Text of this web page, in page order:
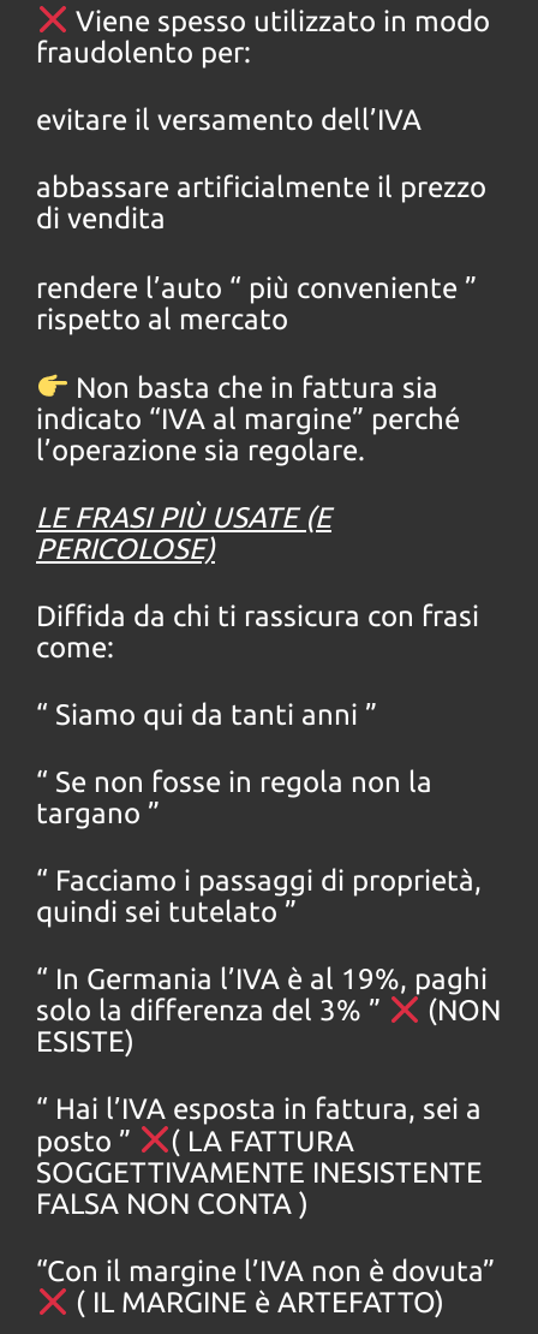
Viene spesso utilizzato in modo
fraudolento per:
evitare il versamento dell’IVA
abbassare artificialmente il prezzo
di vendita
rendere l’auto “ più conveniente ”
rispetto al mercato
Non basta che in fattura sia
indicato “IVA al margine” perché
l’operazione sia regolare.
LE FRASI PIÙ USATE (E
PERICOLOSE)
Diffida da chi ti rassicura con frasi
come:
“ Siamo qui da tanti anni ”
“ Se non fosse in regola non la
targano ”
“ Facciamo i passaggi di proprietà,
quindi sei tutelato ”
“ In Germania l’IVA è al 19%, paghi
solo la differenza del 3% ”
(NON
ESISTE)
“ Hai l’IVA esposta in fattura, sei a
posto ”
( LA FATTURA
SOGGETTIVAMENTE INESISTENTE
FALSA NON CONTA )
“Con il margine l’IVA non è dovuta”
( IL MARGINE è ARTEFATTO)